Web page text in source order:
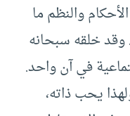
والنظم ما
وقد خلقه سبحانه
في آن واحد.
يحب ذاته،